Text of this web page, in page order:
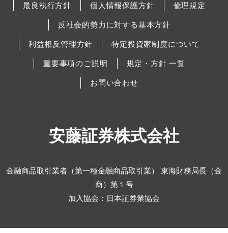
最良執行方針 個人情報保護方針 倫理規定
反社会的勢力に対する基本方針
利益相反管理方針 特定投資家制度について
重要事項のご説明 規定・方針 一覧
お問い合わせ
安藤証券株式会社
金融商品取引業者（第一種金融商品取引業） 東海財務局長（金
商）第１号
加入協会：日本証券業協会